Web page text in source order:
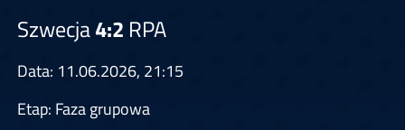
Szwecja4:2 RPA
Data: 11.06.2026, 21:15
Etap: Faza grupowa